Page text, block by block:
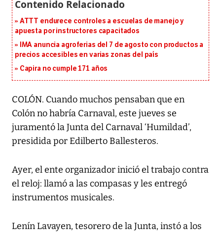
ATTT endurece controles a escuelas de manejo y
apuesta por instructores capacitados
IMA anuncia agroferias del 7 de agosto con productos a
precios accesibles en varias zonas del país
Capira no cumple 171 años
COLÓN. Cuando muchos pensaban que en
Colón no habría Carnaval, este jueves se
juramentó la Junta del Carnaval ‘Humildad’,
presidida por Edilberto Ballesteros.
Ayer, el ente organizador inició el trabajo contra
el reloj: llamó a las compasas y les entregó
instrumentos musicales.
Lenín Lavayen, tesorero de la Junta, instó a los